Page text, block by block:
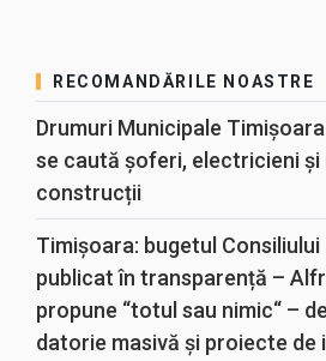
RECOMANDĂRILE NOASTRE
Drumuri Municipale
se caută șoferi, electricieni
construcții
Timișoara: bugetul
publicat în transparență –
propune “totul sau nimic“ –
datorie masivă și proiecte de